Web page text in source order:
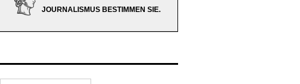
JOURNALISMUS BESTIMMEN SIE.